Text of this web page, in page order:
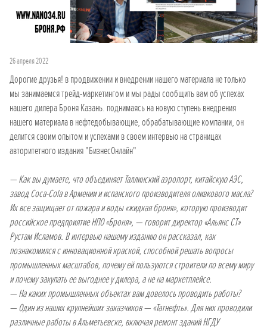
26 апреля 2022
Дорогие друзья! в продвижении и внедрении нашего материала не только
мы занимаемся трейд-маркетингом и мы рады сообщить вам об успехах
нашего дилера Броня Казань. поднимаясь на новую ступень внедрения
нашего материала в нефтедобывающие, обрабатывающие компании, он
делится своим опытом и успехами в своем интервью на страницах
авторитетного издания "БизнесОнлайн"
— Как вы думаете, что объединяет Таллинский аэропорт, китайскую АЭС,
завод Coca-Cola в Армении и испанского производителя оливкового масла?
Их все защищает от пожара и воды «жидкая броня», которую производит
российское предприятие НПО «Броня», — говорит директор «Альянс СТ»
Рустам Исламов. В интервью нашему изданию он рассказал, как
познакомился с инновационной краской, способной решать вопросы
промышленных масштабов, почему ей пользуются строители по всему миру
и почему закупать ее выгоднее у дилера, а не на маркетплейсе.
— На каких промышленных объектах вам довелось проводить работы?
— Один из наших крупнейших заказчиков — «Татнефть». Для них проводили
различные работы в Альметьевске, включая ремонт зданий НГДУ